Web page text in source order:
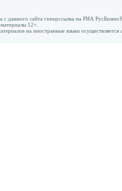
с данного сайта гиперссылка на РИА
12+.
на иностранные языки осуществляется